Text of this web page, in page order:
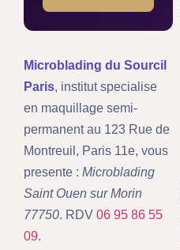
Microblading du Sourcil
Paris, institut specialise
en maquillage semi-
permanent au 123 Rue de
Montreuil, Paris 11e, vous
presente : Microblading
Saint Ouen sur Morin
77750. RDV 06 95 86 55
09.